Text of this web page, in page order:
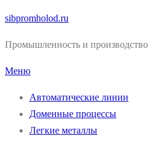
Перейти
содержимому
sibpromholod.ru
Промышленность и производство
Меню
Автоматические линии
Доменные процессы
Легкие металлы